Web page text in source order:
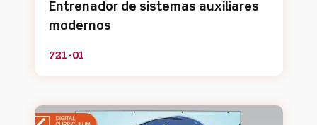
Entrenador de sistemas auxiliares
modernos
721-01